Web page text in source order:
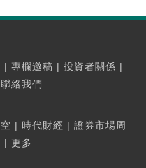
| 專欄邀稿 | 投資者關係 |
聯絡我們
| 時代財經 | 證券市場周
| 更多...